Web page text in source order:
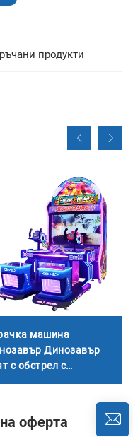
продукти
машина
Динозавър
с обстрел с
оферта